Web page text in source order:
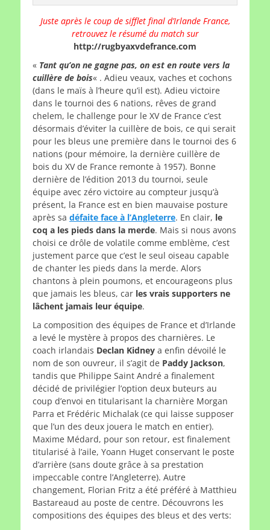
Juste après le coup de sifflet final d’Irlande France,
retrouvez le résumé du match sur
http://rugbyaxvdefrance.com
« Tant qu’on ne gagne pas, on est en route vers la
cuillère de bois« . Adieu veaux, vaches et cochons
(dans le maïs à l’heure qu’il est). Adieu victoire
dans le tournoi des 6 nations, rêves de grand
chelem, le challenge pour le XV de France c’est
désormais d’éviter la cuillère de bois, ce qui serait
pour les bleus une première dans le tournoi des 6
nations (pour mémoire, la dernière cuillère de
bois du XV de France remonte à 1957). Bonne
dernière de l’édition 2013 du tournoi, seule
équipe avec zéro victoire au compteur jusqu’à
présent, la France est en bien mauvaise posture
après sa défaite face à l’Angleterre. En clair, le
coq a les pieds dans la merde. Mais si nous avons
choisi ce drôle de volatile comme emblème, c’est
justement parce que c’est le seul oiseau capable
de chanter les pieds dans la merde. Alors
chantons à plein poumons, et encourageons plus
que jamais les bleus, car les vrais supporters ne
lâchent jamais leur équipe.
La composition des équipes de France et d’Irlande
a levé le mystère à propos des charnières. Le
coach irlandais Declan Kidney a enfin dévoilé le
nom de son ouvreur, il s’agit de Paddy Jackson,
tandis que Philippe Saint André a finalement
décidé de privilégier l’option deux buteurs au
coup d’envoi en titularisant la charnière Morgan
Parra et Frédéric Michalak (ce qui laisse supposer
que l’un des deux jouera le match en entier).
Maxime Médard, pour son retour, est finalement
titularisé à l’aile, Yoann Huget conservant le poste
d’arrière (sans doute grâce à sa prestation
impeccable contre l’Angleterre). Autre
changement, Florian Fritz a été préféré à Matthieu
Bastareaud au poste de centre. Découvrons les
compositions des équipes des bleus et des verts: